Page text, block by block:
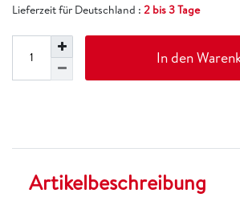
Lieferzeit für Deutschland : 2 bis 3 Tage
In den
Artikelbeschreibung